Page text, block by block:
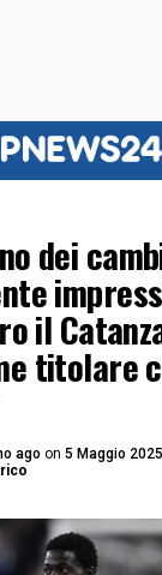
dei
il
titolare
ago on 5 Maggio 2025